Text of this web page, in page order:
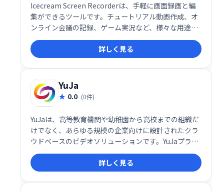
Icecream Screen Recorderは、手軽に画面録画と編
集ができるツールです。チュートリアル動画作成、オ
ンライン会議の記録、ゲーム実況など、様々な用途に
活用できます。ウェブカメラ映像の同時録画や音声追
加、音声のみの録音にも対応。シンプルで直感的な操
作性で、高品質な動画制作をサポートします。企業で
の活用にも最適です。
詳しく見る
YuJa
0.0 (0件)
YuJaは、高等教育機関や幼稚園から高校までの組織だ
けでなく、あらゆる規模の企業向けに設計されたクラ
ウドベースのビデオソリューションです。YuJaプラッ
トフォームには、デジタル会議、仮想教室、ビデオ管
理、デスクトップ録音、さらに多くのコラボレーショ
ンおよび学習ツールが含まれています。
詳しく見る